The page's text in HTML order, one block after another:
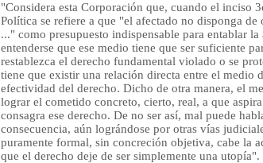
"Considera esta Corporación que, cuando el inciso
Política se refiere a que "el afectado no disponga
..." como presupuesto indispensable para entablar
entenderse que ese medio tiene que ser suficiente
restablezca el derecho fundamental violado o se
tiene que existir una relación directa entre el medio
efectividad del derecho. Dicho de otra manera, el
lograr el cometido concreto, cierto, real, a que
consagra ese derecho. De no ser así, mal puede
consecuencia, aún lográndose por otras vías
puramente formal, sin concreción objetiva, cabe la
que el derecho deje de ser simplemente una utopía".